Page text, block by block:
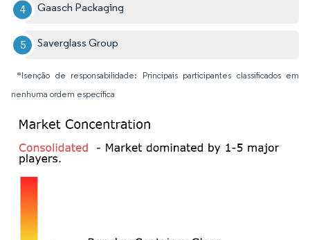
Gaasch Packaging
Saverglass Group
*Isenção de responsabilidade: Principais participantes classificados em
nenhuma ordem específica